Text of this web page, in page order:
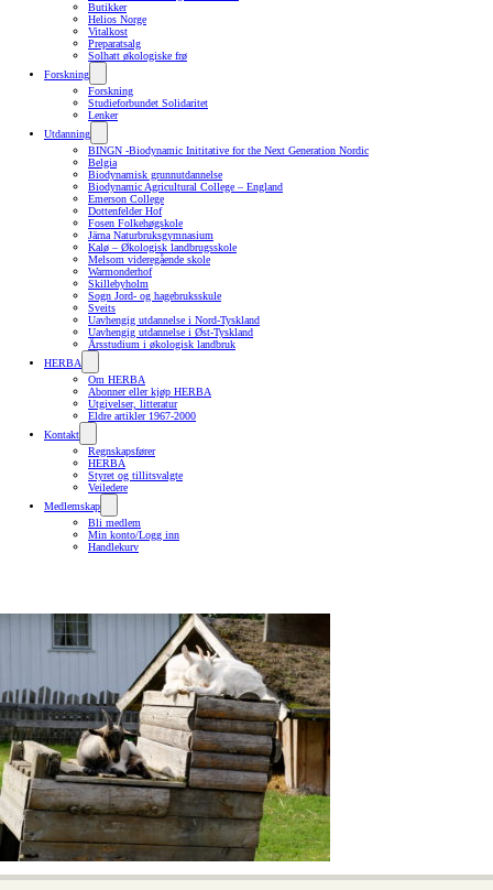
Butikker
Helios Norge
Vitalkost
Preparatsalg
Solhatt økologiske frø
Forskning
Forskning
Studieforbundet Solidaritet
Lenker
Utdanning
BINGN -Biodynamic Inititative for the Next Generation Nordic
Belgia
Biodynamisk grunnutdannelse
Biodynamic Agricultural College – England
Emerson College
Dottenfelder Hof
Fosen Folkehøgskole
Järna Naturbruksgymnasium
Kalø – Økologisk landbrugsskole
Melsom videregående skole
Warmonderhof
Skillebyholm
Sogn Jord- og hagebruksskule
Sveits
Uavhengig utdannelse i Nord-Tyskland
Uavhengig utdannelse i Øst-Tyskland
Årsstudium i økologisk landbruk
HERBA
Om HERBA
Abonner eller kjøp HERBA
Utgivelser, litteratur
Eldre artikler 1967-2000
Kontakt
Regnskapsfører
HERBA
Styret og tillitsvalgte
Veiledere
Medlemskap
Bli medlem
Min konto/Logg inn
Handlekurv